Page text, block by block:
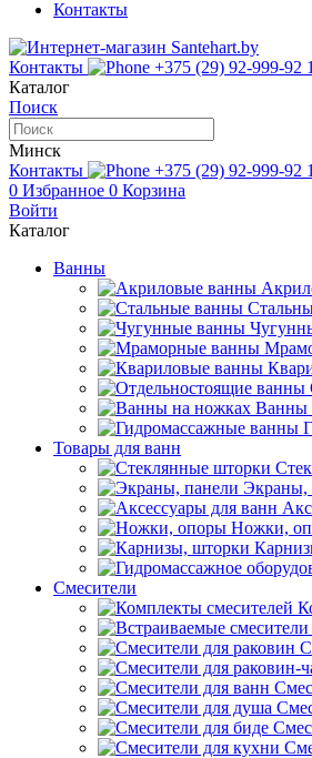
Контакты
Контакты +375 (29) 92-999-92
Каталог
Поиск
Минск
Контакты
+375 (29) 92-999-92
0 Избранное 0 Корзина
Войти
Каталог
Ванны
Ванны
Товары для ванн
Экраны,
Ножки,
Смесители